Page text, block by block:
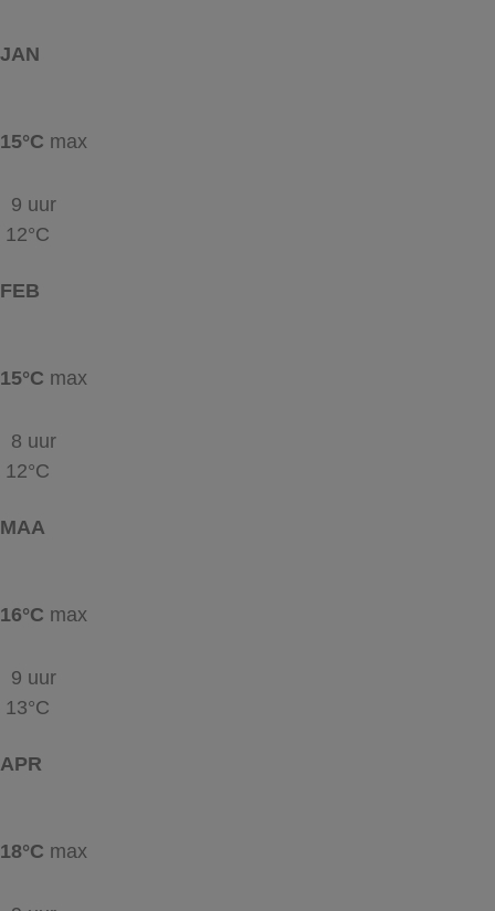
JAN
15°C max
9 uur
12°C
FEB
15°C max
8 uur
12°C
MAA
16°C max
9 uur
13°C
APR
18°C max